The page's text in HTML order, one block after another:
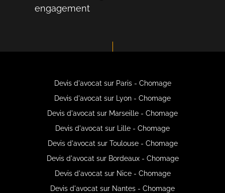
engagement
Devis d'avocat sur Paris - Chomage
Devis d'avocat sur Lyon - Chomage
Devis d'avocat sur Marseille - Chomage
Devis d'avocat sur Lille - Chomage
Devis d'avocat sur Toulouse - Chomage
Devis d'avocat sur Bordeaux - Chomage
Devis d'avocat sur Nice - Chomage
Devis d'avocat sur Nantes - Chomage